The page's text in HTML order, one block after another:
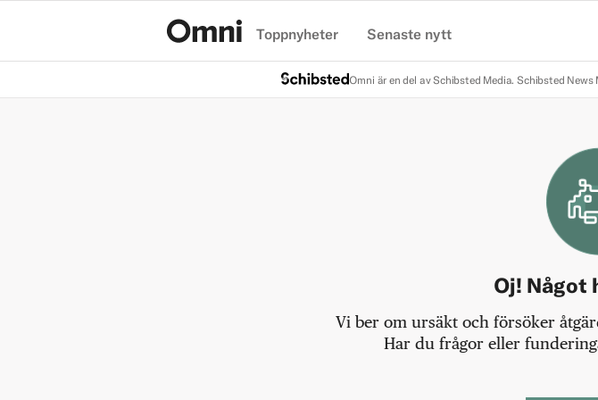
Toppnyheter Senaste nytt
Omni är en del av Schibsted Media. Schibsted News
Oj! Något
Vi ber om ursäkt och försöker
Har du frågor eller